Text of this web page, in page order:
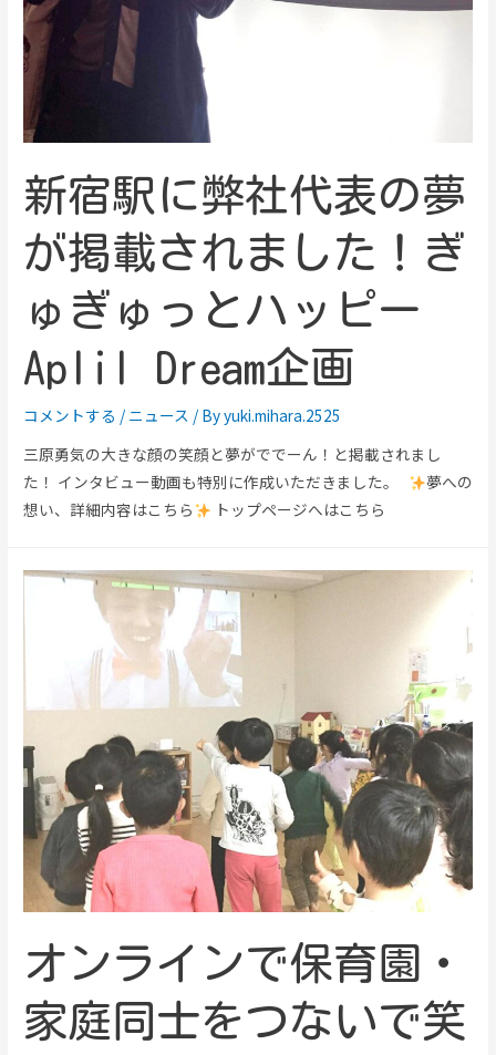
新宿駅に弊社代表の夢
が掲載されました！ぎ
ゅぎゅっとハッピー
Aplil Dream企画
コメントする / ニュース / Byyuki.mihara.2525
三原勇気の大きな顔の笑顔と夢がででーん！と掲載されまし
た！ インタビュー動画も特別に作成いただきました。
夢への
想い、詳細内容はこちら
トップページへはこちら
オンラインで保育園・
家庭同士をつないで笑